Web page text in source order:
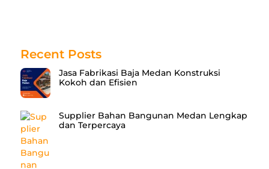
Recent Posts
Jasa Fabrikasi Baja Medan Konstruksi
Kokoh dan Efisien
Supplier Bahan Bangunan Medan Lengkap
dan Terpercaya